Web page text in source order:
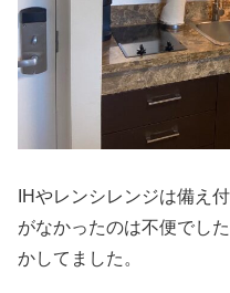
IHやレンシレンジは備え
がなかったのは不便でし
かしてました。